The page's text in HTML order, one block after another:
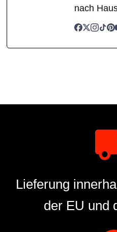
nach
Lieferung
der EU und